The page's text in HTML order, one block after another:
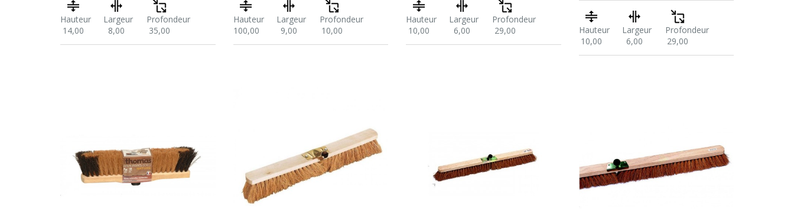
Hauteur
14,00
Largeur
8,00
Profondeur
35,00
Hauteur
100,00
Largeur
9,00
Profondeur
10,00
Hauteur
10,00
Largeur
6,00
Profondeur
29,00
Hauteur
10,00
Largeur
6,00
Profondeur
29,00